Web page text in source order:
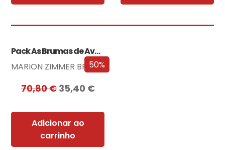
50%
Pack As Brumas de Avalon
MARION ZIMMER BRADLEY
70,80€ 35,40 €
Adicionar ao
carrinho